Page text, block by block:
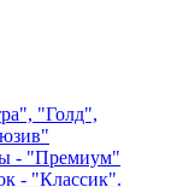
"Голд",
- "Премиум"
- "Классик".